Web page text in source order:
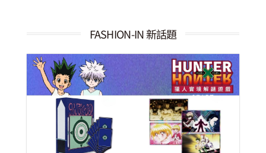
果：
FASHION-IN 新話題